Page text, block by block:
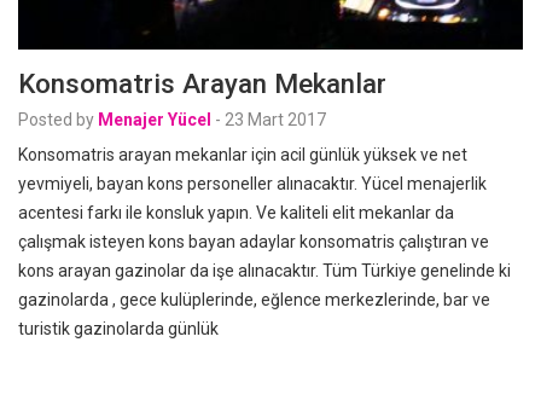
Konsomatris Arayan Mekanlar
Posted by Menajer Yücel - 23 Mart 2017
Konsomatris arayan mekanlar için acil günlük yüksek ve net
yevmiyeli, bayan kons personeller alınacaktır. Yücel menajerlik
acentesi farkı ile konsluk yapın. Ve kaliteli elit mekanlar da
çalışmak isteyen kons bayan adaylar konsomatris çalıştıran ve
kons arayan gazinolar da işe alınacaktır. Tüm Türkiye genelinde ki
gazinolarda , gece kulüplerinde, eğlence merkezlerinde, bar ve
turistik gazinolarda günlük